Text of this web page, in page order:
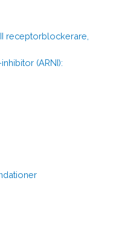
receptorblockerare,
(ARNI):